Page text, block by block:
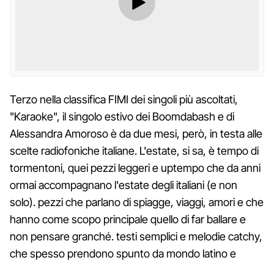
Terzo nella classifica FIMI dei singoli più ascoltati,
"Karaoke", il singolo estivo dei Boomdabash e di
Alessandra Amoroso è da due mesi, però, in testa alle
scelte radiofoniche italiane. L'estate, si sa, è tempo di
tormentoni, quei pezzi leggeri e uptempo che da anni
ormai accompagnano l'estate degli italiani (e non
solo). pezzi che parlano di spiagge, viaggi, amori e che
hanno come scopo principale quello di far ballare e
non pensare granché. testi semplici e melodie catchy,
che spesso prendono spunto da mondo latino e